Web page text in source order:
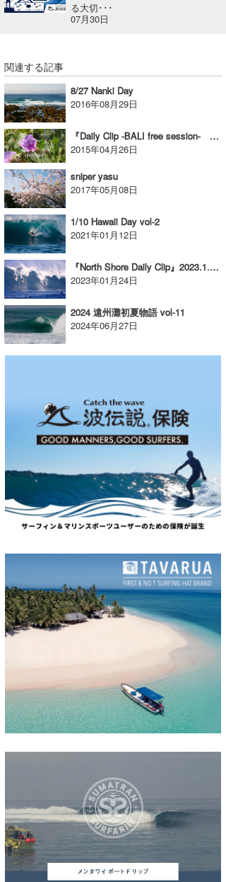
る大切･･･
07月30日
関連する記事
8/27 Nanki Day
2016年08月29日
『Daily Clip -BALI free session- Vol.2』4/15＠クラマス
2015年04月26日
sniper yasu
2017年05月08日
1/10 Hawaii Day vol-2
2021年01月12日
『North Shore Daily Clip』2023.1.23 @ Waimea
2023年01月24日
2024 遠州灘初夏物語 vol-11
2024年06月27日
熊谷素子
植村未来
大野”MAR”修聖
喜納海人
ECE
H
KID
KOBU
KY
MIN
mitz
OYZ
S.K
Soulman
VAGY
たっちー
ハンマー
三輪予報士
小川予報士
上田純子
上條将美
唐澤予報士
米山予報士
wanda
Mr.K
chappy
Romisea